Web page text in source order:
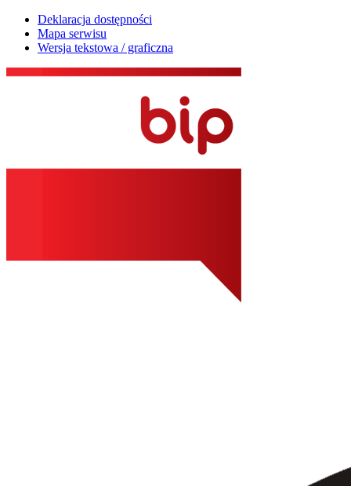
Deklaracja dostępności
Mapa serwisu
Wersja tekstowa / graficzna